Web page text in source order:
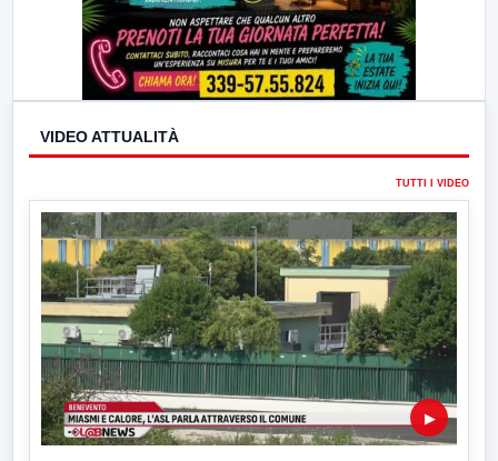
VIDEO ATTUALITÀ
TUTTI I VIDEO
▶